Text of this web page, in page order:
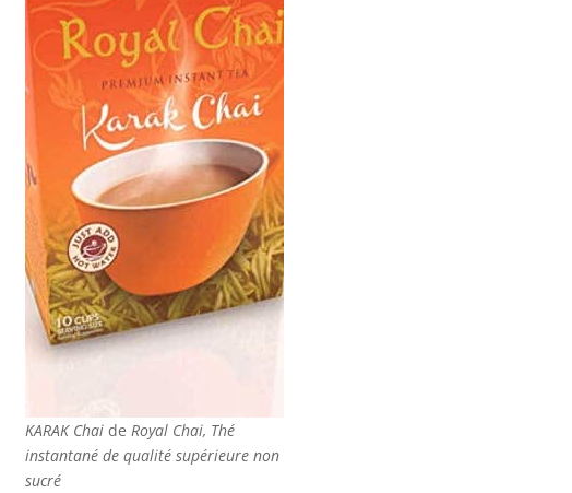
KARAK Chai deRoyal Chai, Thé
instantané de qualité supérieure non
sucré